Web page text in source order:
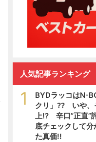
人気記事ランキング
1
BYDラッコはN-
クリ」?? いや、
上!? 辛口”正直”
底チェックして
た真価!!